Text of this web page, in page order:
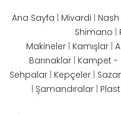
Ana Sayfa Mivardi Nash
Shimano
Makineler| Kamışlar|
Barınaklar Kampet -
Sehpalar| Kepçeler|
Şamandıralar|